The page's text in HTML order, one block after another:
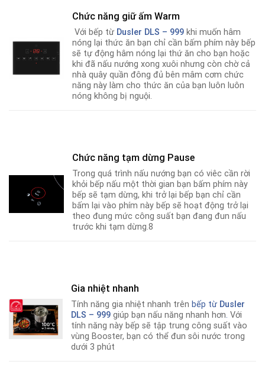
Chức năng giữ ấm Warm
Với bếp từ Dusler DLS – 999 khi muốn hâm
nóng lại thức ăn bạn chỉ cần bấm phím này bếp
sẽ tự động hâm nóng lại thứ ăn cho bạn hoặc
khi đã nấu nướng xong xuôi nhưng còn chờ cả
nhà quây quần đông đủ bên mâm cơm chức
năng này làm cho thức ăn của bạn luôn luôn
nóng không bị nguội.
Chức năng tạm dừng Pause
Trong quá trình nấu nướng bạn có viêc cần rời
khỏi bếp nấu một thời gian bạn bấm phím này
bếp sẽ tạm dừng, khi trở lại bếp bạn chỉ cần
bấm lại vào phím này bếp sẽ hoạt động trở lại
theo đung mức công suất bạn đang đun nấu
trước khi tạm dừng.8
Gia nhiệt nhanh
Tính năng gia nhiệt nhanh trên bếp từ Dusler
DLS – 999 giúp bạn nấu năng nhanh hơn. Với
tính năng này bếp sẽ tập trung công suất vào
vùng Booster, bạn có thể đun sôi nước trong
dưới 3 phút